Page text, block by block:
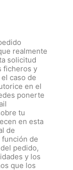
realmente
solicitud
ficheros y
caso de
en el
ponerte
tu
en esta
de
función de
pedido,
y los
que los